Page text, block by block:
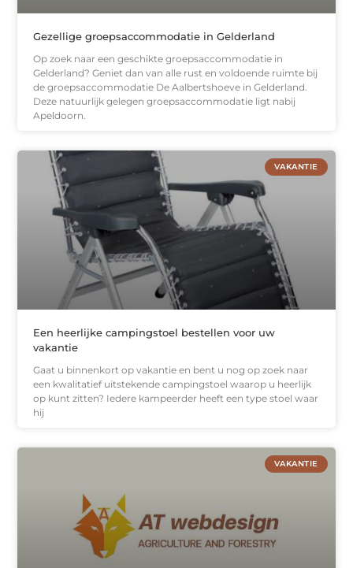
Gezellige groepsaccommodatie in Gelderland
Op zoek naar een geschikte groepsaccommodatie in
Gelderland? Geniet dan van alle rust en voldoende ruimte bij
de groepsaccommodatie De Aalbertshoeve in Gelderland.
Deze natuurlijk gelegen groepsaccommodatie ligt nabij
Apeldoorn.
VAKANTIE
Een heerlijke campingstoel bestellen voor uw
vakantie
Gaat u binnenkort op vakantie en bent u nog op zoek naar
een kwalitatief uitstekende campingstoel waarop u heerlijk
op kunt zitten? Iedere kampeerder heeft een type stoel waar
hij
VAKANTIE